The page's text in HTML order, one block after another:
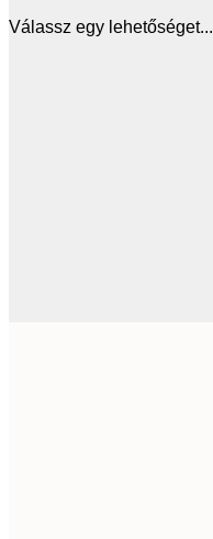
Válassz egy lehetőséget...